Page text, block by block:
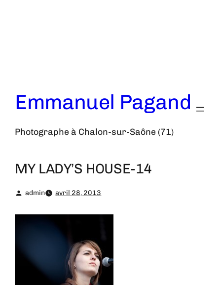
Emmanuel Pagand
Photographe à Chalon-sur-Saône (71)
MY LADY’S HOUSE-14
admin avril 28, 2013